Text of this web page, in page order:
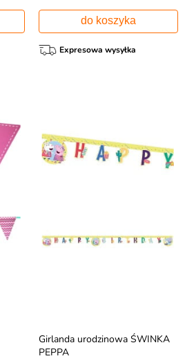
do koszyka
Expresowa wysyłka
Girlanda urodzinowa ŚWINKA
PEPPA